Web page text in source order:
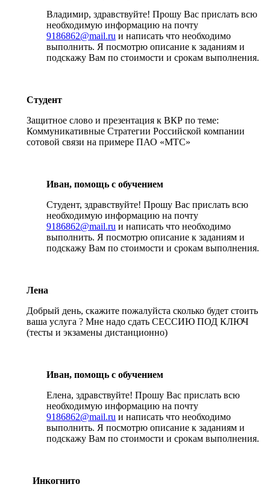
Владимир, здравствуйте! Прошу Вас прислать всю
необходимую информацию на почту
9186862@mail.ru и написать что необходимо
выполнить. Я посмотрю описание к заданиям и
подскажу Вам по стоимости и срокам выполнения.
Студент
Защитное слово и презентация к ВКР по теме:
Коммуникативные Стратегии Российской компании
сотовой связи на примере ПАО «МТС»
Иван, помощь с обучением
Студент, здравствуйте! Прошу Вас прислать всю
необходимую информацию на почту
9186862@mail.ru и написать что необходимо
выполнить. Я посмотрю описание к заданиям и
подскажу Вам по стоимости и срокам выполнения.
Лена
Добрый день, скажите пожалуйста сколько будет стоить
ваша услуга ? Мне надо сдать СЕССИЮ ПОД КЛЮЧ
(тесты и экзамены дистанционно)
Иван, помощь с обучением
Елена, здравствуйте! Прошу Вас прислать всю
необходимую информацию на почту
9186862@mail.ru и написать что необходимо
выполнить. Я посмотрю описание к заданиям и
подскажу Вам по стоимости и срокам выполнения.
Инкогнито